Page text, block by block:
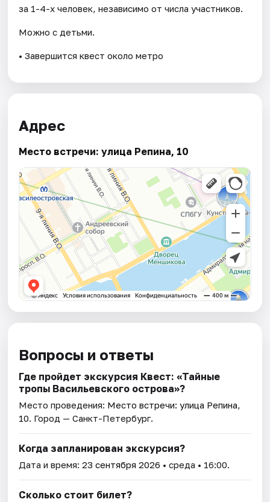
за 1-4-х человек, независимо от числа участников.
Можно с детьми.
• Завершится квест около метро
Адрес
Место встречи: улица Репина, 10
Вопросы и ответы
Где пройдет экскурсия Квест: «Тайные
тропы Васильевского острова»?
Место проведения: Место встречи: улица Репина,
10. Город — Санкт-Петербург.
Когда запланирован экскурсия?
Дата и время:23 сентября 2026 • среда • 16:00.
Сколько стоит билет?